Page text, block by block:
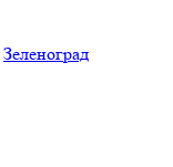
Зеленоград